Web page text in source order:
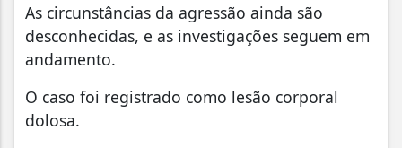
As circunstâncias da agressão ainda são
desconhecidas, e as investigações seguem em
andamento.
O caso foi registrado como lesão corporal
dolosa.